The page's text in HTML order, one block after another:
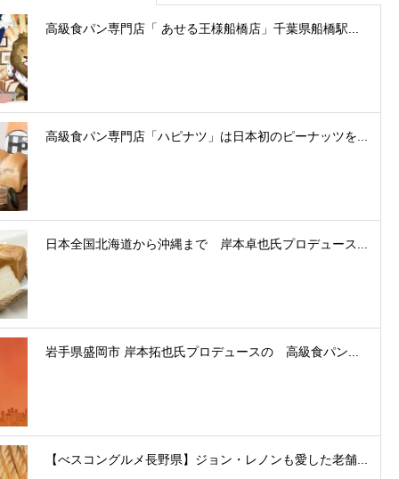
高級食パン専門店「 あせる王様船橋店」千葉県船橋駅...
高級食パン専門店「ハピナツ」は日本初のピーナッツを...
日本全国北海道から沖縄まで 岸本卓也氏プロデュース...
岩手県盛岡市 岸本拓也氏プロデュースの 高級食パン...
【べスコングルメ長野県】ジョン・レノンも愛した老舗...